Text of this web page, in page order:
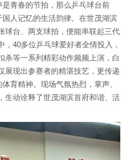
是青春的节拍，那么乒乓球台前
国人记忆的生活韵律。在世茂湖滨
球台、两支球拍，便能串联起三代
，40多位乒乓球爱好者全情投入，
杀等一系列精彩动作频频上演，白
展现出参赛者的精湛技艺，更传递
育精神。现场气氛热烈，掌声、
生动诠释了世茂湖滨首府和谐、活